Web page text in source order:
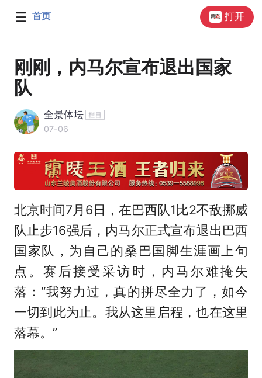
首页 打开
刚刚，内马尔宣布退出国家
队
全景体坛
07-06
北京时间7月6日，在巴西队1比2不敌挪威
队止步16强后，内马尔正式宣布退出巴西
国家队，为自己的桑巴国脚生涯画上句
点。赛后接受采访时，内马尔难掩失
落：“我努力过，真的拼尽全力了，如今
一切到此为止。我从这里启程，也在这里
落幕。”